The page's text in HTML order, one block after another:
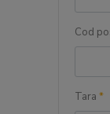
Cod
Tara *